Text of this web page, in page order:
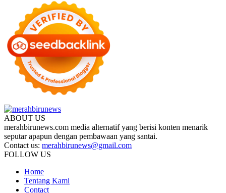
ABOUT US
merahbirunews.com media alternatif yang berisi konten menarik
seputar apapun dengan pembawaan yang santai.
Contact us: merahbirunews@gmail.com
FOLLOW US
Home
Tentang Kami
Contact